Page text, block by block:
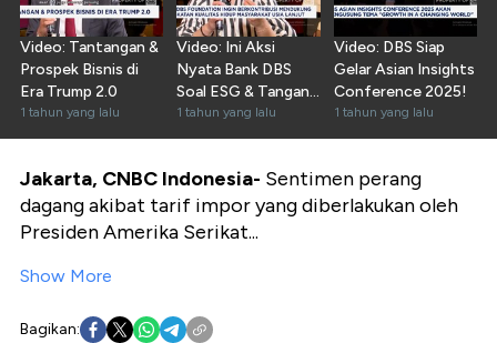
Video: Tantangan &
Prospek Bisnis di
Era Trump 2.0
1 tahun yang lalu
Video: Ini Aksi
Nyata Bank DBS
Soal ESG & Tangani
Aging Population
1 tahun yang lalu
Video: DBS Siap
Gelar Asian Insights
Conference 2025!
1 tahun yang lalu
Jakarta, CNBC Indonesia- Sentimen perang
dagang akibat tarif impor yang diberlakukan oleh
Presiden Amerika Serikat...
Show More
Bagikan: